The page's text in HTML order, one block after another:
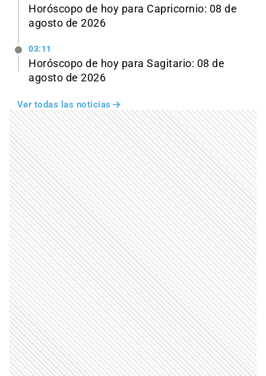
Horóscopo de hoy para Capricornio: 08 de
agosto de 2026
03:11
Horóscopo de hoy para Sagitario: 08 de
agosto de 2026
Ver todas las noticias